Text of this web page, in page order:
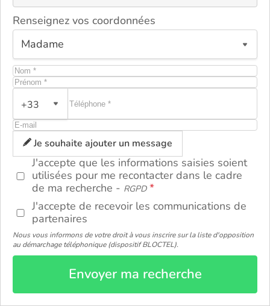
Renseignez vos coordonnées
+33
Je souhaite ajouter un message
J'accepte que les informations saisies soient
utilisées pour me recontacter dans le cadre
de ma recherche - RGPD
J'accepte de recevoir les communications de
partenaires
Nous vous informons de votre droit à vous inscrire sur la liste d'opposition
au démarchage téléphonique (dispositif BLOCTEL).
Envoyer ma recherche
ou